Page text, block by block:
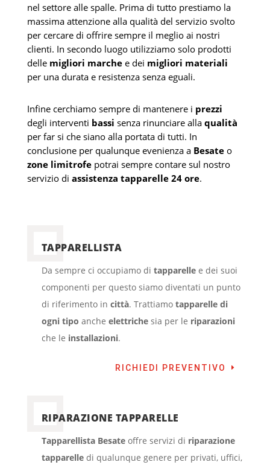
nel settore alle spalle. Prima di tutto prestiamo la
massima attenzione alla qualità del servizio svolto
per cercare di offrire sempre il meglio ai nostri
clienti. In secondo luogo utilizziamo solo prodotti
delle migliori marchee dei migliori materiali
per una durata e resistenza senza eguali.
Infine cerchiamo sempre di mantenere i prezzi
degli interventi bassi senza rinunciare alla qualità
per far si che siano alla portata di tutti. In
conclusione per qualunque evenienza a Besateo
zone limitrofepotrai sempre contare sul nostro
servizio di assistenza tapparelle 24 ore.
TAPPARELLISTA
Da sempre ci occupiamo di tapparellee dei suoi
componenti per questo siamo diventati un punto
di riferimento in città. Trattiamotapparelle di
ogni tipo anche elettrichesia per le riparazioni
che le installazioni.
RICHIEDI PREVENTIVO
RIPARAZIONE TAPPARELLE
Tapparellista Besateoffre servizi di riparazione
tapparelledi qualunque genere per privati, uffici,